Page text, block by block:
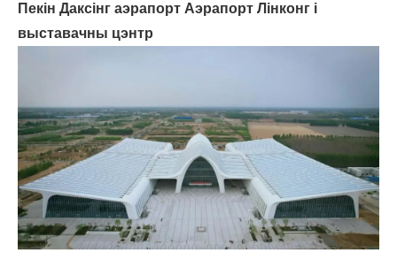
Пекін Даксінг аэрапорт Аэрапорт Лінконг і
выставачны цэнтр